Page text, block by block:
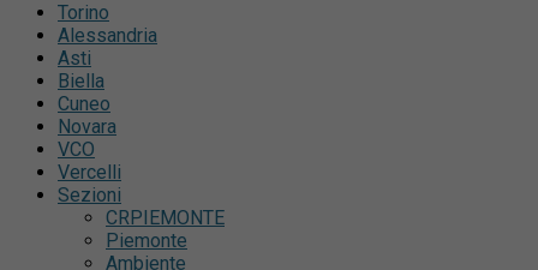
Torino
Alessandria
Asti
Biella
Cuneo
Novara
VCO
Vercelli
Sezioni
CRPIEMONTE
Piemonte
Ambiente